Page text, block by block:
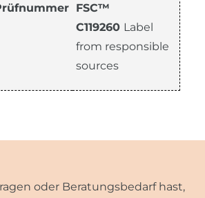
FSC™
C119260 Label
from responsible
sources
oder Beratungsbedarf hast,